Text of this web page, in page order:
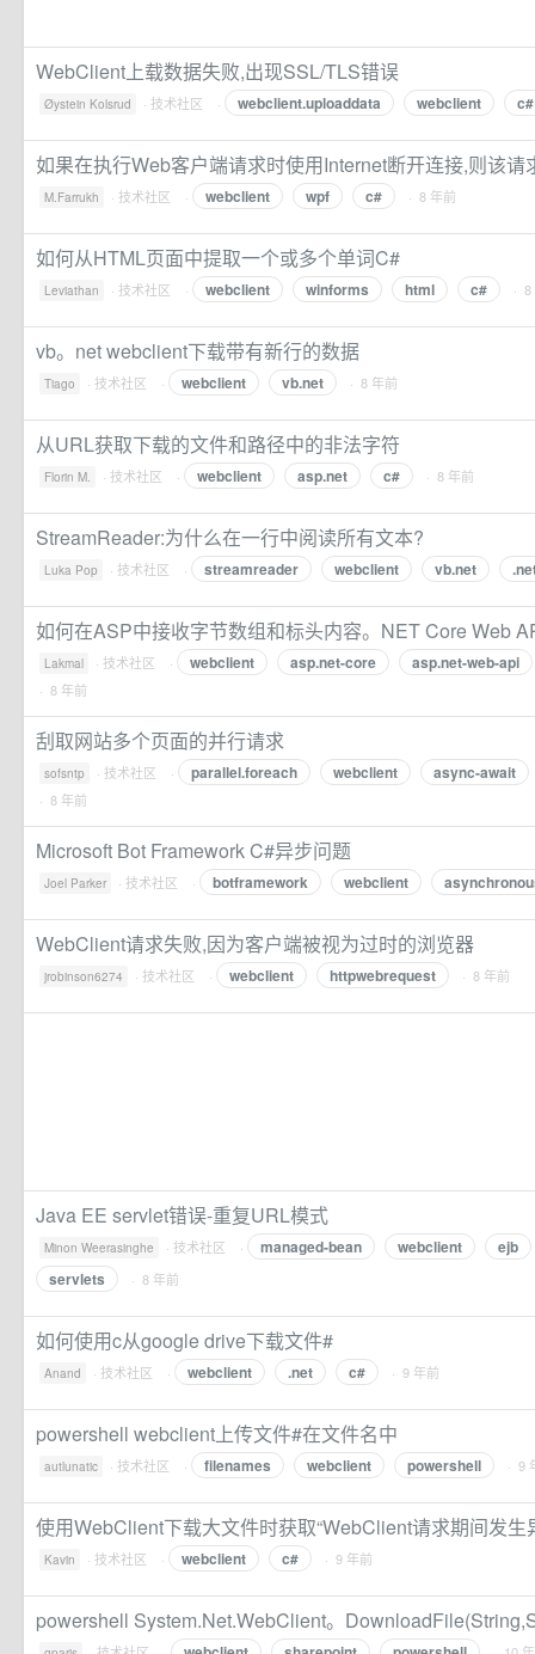
WebClient上载数据失败,出现SSL/TLS错误
Øystein Kolsrud · 技术社区 · webclient.uploaddata webclient c#
如果在执行Web客户端请求时使用Internet断开连接,则该请
M.Farrukh · 技术社区 · webclient wpf c# · 8 年前
如何从HTML页面中提取一个或多个单词C#
Leviathan · 技术社区 · webclient winforms html c# ·
vb。net webclient下载带有新行的数据
Tiago · 技术社区 · webclient vb.net · 8 年前
从URL获取下载的文件和路径中的非法字符
Florin M. · 技术社区 · webclient asp.net c# · 8 年前
StreamReader:为什么在一行中阅读所有文本?
Luka Pop · 技术社区 · streamreader webclient vb.net
如何在ASP中接收字节数组和标头内容。NET Core Web
Lakmal · 技术社区 · webclient asp.net-core asp.net-web-api
· 8 年前
刮取网站多个页面的并行请求
sofsntp · 技术社区 · parallel.foreach webclient async-await
· 8 年前
Microsoft Bot Framework C#异步问题
Joel Parker · 技术社区 · botframework webclient
WebClient请求失败,因为客户端被视为过时的浏览器
jrobinson6274 · 技术社区 · webclient httpwebrequest · 8 年前
Java EE servlet错误-重复URL模式
Minon Weerasinghe · 技术社区 · managed-bean webclient
ejb
servlets
· 8 年前
如何使用c从google drive下载文件#
Anand · 技术社区 · webclient .net c# · 9 年前
powershell webclient上传文件#在文件名中
autlunatic · 技术社区 · filenames webclient powershell · 9
使用WebClient下载大文件时获取“WebClient请求期间发生
Kavin · 技术社区 · webclient c# · 9 年前
powershell System.Net.WebClient。